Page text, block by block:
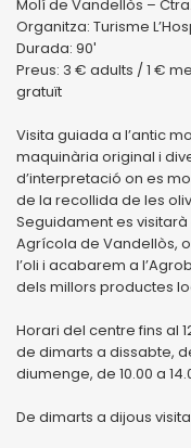
Molí de Vandellòs –
Organitza: Turisme
Durada: 90′
Preus: 3 € adults / 1 €
gratuït
Visita guiada a l’antic
maquinària original i
d’interpretació on es
de la recollida de les
Seguidament es
Agrícola de Vandellòs,
l’oli i acabarem a
dels millors productes
Horari del centre fins al
de dimarts a dissabte, de
diumenge, de 10.00 a
De dimarts a dijous